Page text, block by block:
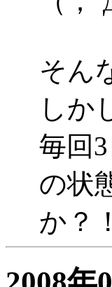
そん
しか
毎回
の状
か？